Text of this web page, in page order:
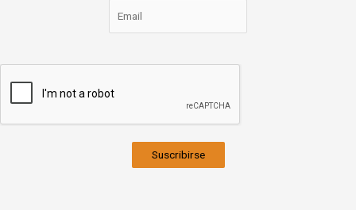
Suscribirse